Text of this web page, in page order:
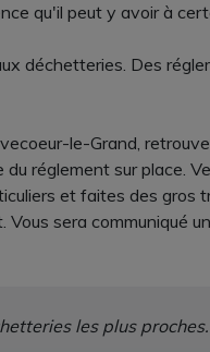
qu'il peut y avoir à
déchetteries. Des
le-Grand,
réglement sur place.
et faites des gros
sera communiqué
les plus proches.